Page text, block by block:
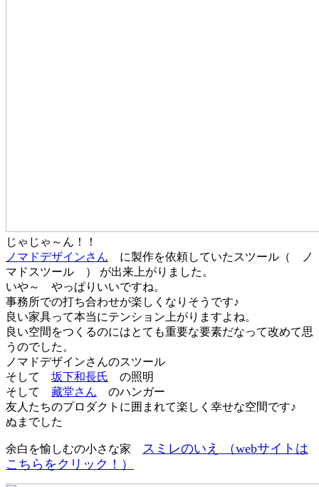
じゃじゃ～ん！！
ノマドデザインさん に製作を依頼していたスツール（ ノ
マドスツール ） が出来上がりました。
いや～ やっぱりいいですね。
事務所での打ち合わせが楽しくなりそうです♪
良い家具って本当にテンション上がりますよね。
良い空間をつくるのにはとても重要な要素だなって改めて思
うのでした。
ノマドデザインさんのスツール
そして 坂下和長氏 の照明
そして 藏堂さん のハンガー
友人たちのプロダクトに囲まれて楽しく幸せな空間です♪
ぬまでした
余白を愉しむの小さな家
スミレのいえ （webサイトは
こちらをクリック！）